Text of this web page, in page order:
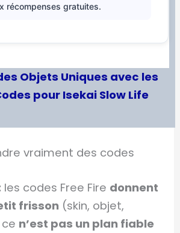
récompenses gratuites.
Objets Uniques avec les
pour Isekai Slow Life
vraiment des codes
les codes Free Fire donnent
frisson (skin, objet,
n’est pas un plan fiable